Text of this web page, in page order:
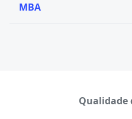
MBA
Qualidade